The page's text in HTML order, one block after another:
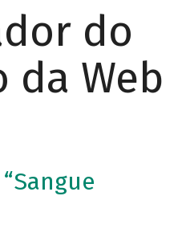
do
da Web